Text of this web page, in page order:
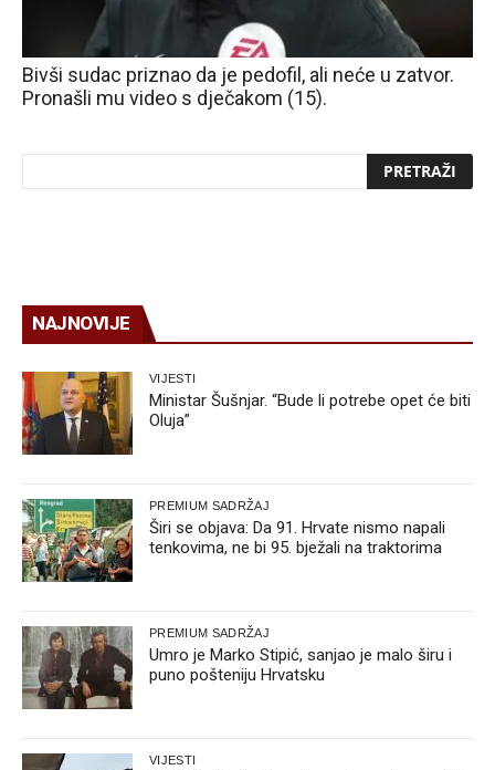
Bivši sudac priznao da je pedofil, ali neće u zatvor.
Pronašli mu video s dječakom (15).
NAJNOVIJE
VIJESTI
Ministar Šušnjar. “Bude li potrebe opet će biti
Oluja”
PREMIUM SADRŽAJ
Širi se objava: Da 91. Hrvate nismo napali
tenkovima, ne bi 95. bježali na traktorima
PREMIUM SADRŽAJ
Umro je Marko Stipić, sanjao je malo širu i
puno pošteniju Hrvatsku
VIJESTI